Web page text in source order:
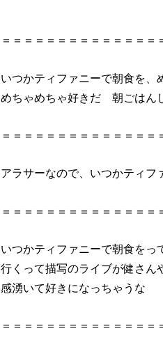
＝＝＝＝＝＝＝＝＝＝＝＝＝＝
いつかティファニーで朝食を
めちゃめちゃ好きだ 朝ごはん
＝＝＝＝＝＝＝＝＝＝＝＝＝＝
アラサーなので、 いつかティフ
＝＝＝＝＝＝＝＝＝＝＝＝＝＝
いつかティファニーで朝食をっ
行くって描写のライブが健さん
感湧いて好きになっちゃうな
＝＝＝＝＝＝＝＝＝＝＝＝＝＝